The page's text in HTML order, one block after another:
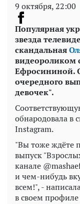
9 октября, 22:00
Популярная
звезда
скандальная
видеороликом
Ефросининой.
очередного
девочек".
обнародовала в
Instagram.
"Вы тоже ждёте
выпуск
канале
и чем-нибудь
всем!", -
в своем